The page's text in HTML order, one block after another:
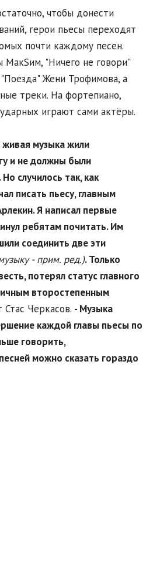
чтобы донести
герои пьесы переходят
почти каждому песен.
"Ничего не говори"
Жени Трофимова, а
треки. На фортепиано,
играют сами актёры.
живая музыка жили
и не должны были
случилось так, как
писать пьесу, главным
Я написал первые
ребятам почитать. Им
соединить две эти
- прим. ред.). Только
потерял статус главного
второстепенным
Стас Черкасов. - Музыка
каждой главы пьесы по
говорить,
можно сказать гораздо